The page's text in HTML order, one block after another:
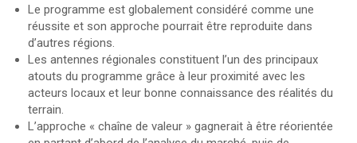
Le programme est globalement considéré comme une
réussite et son approche pourrait être reproduite dans
d’autres régions.
Les antennes régionales constituent l’un des principaux
atouts du programme grâce à leur proximité avec les
acteurs locaux et leur bonne connaissance des réalités du
terrain.
L’approche « chaîne de valeur » gagnerait à être réorientée